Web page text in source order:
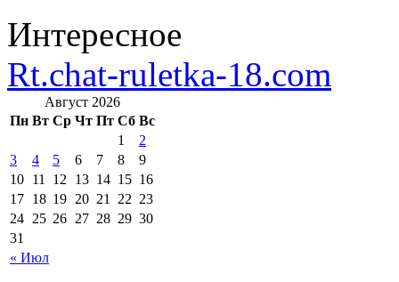
Интересное
Rt.chat-ruletka-18.com
Август 2026
Пн Вт Ср Чт Пт Сб Вс
« Июл
1
2
3
4 5 6 7 8
9
10 11 12 13 14 15 16
17 18 19 20 21 22 23
24 25 26 27 28 29 30
31